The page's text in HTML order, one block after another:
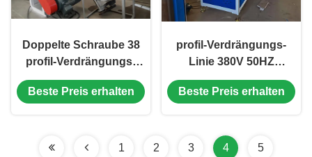
Doppelte Schraube 38
profil-Verdrängungs-
Linie 1-jährige Garantie
Moaia Plastik
Beste Preis erhalten
profil-Verdrängungs-
Linie 380V 50HZ
Plastikmit 38 Moaia
Schrauben-Material
Beste Preis erhalten
1 2 3 4 5